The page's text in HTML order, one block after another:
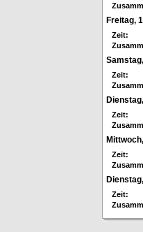
Freitag,
Zeit:
Zeit:
Zeit:
Zeit:
Zeit: